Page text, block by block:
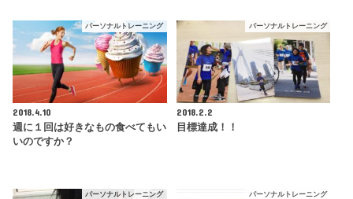
パーソナルトレーニング
2018.4.10
週に１回は好きなもの食べてもい
いのですか？
パーソナルトレーニング
2018.2.2
目標達成！！
パーソナルトレーニング パーソナルトレーニング